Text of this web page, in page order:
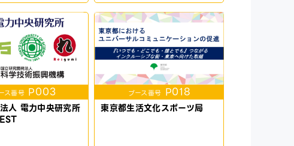
ス番号P003
人 電力中央研究所
ブース番号 P018
東京都生活文化スポーツ局